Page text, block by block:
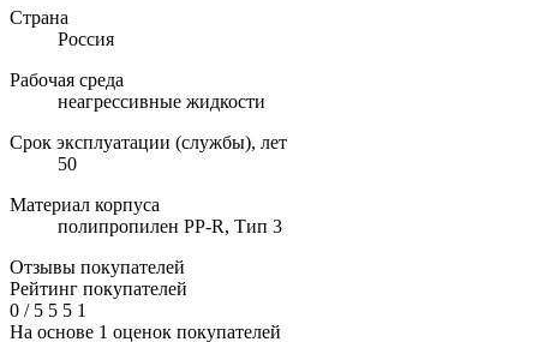
Страна
Россия
Рабочая среда
неагрессивные жидкости
Срок эксплуатации (службы), лет
50
Материал корпуса
полипропилен PP-R, Тип 3
Отзывы покупателей
Рейтинг покупателей
0 /5 5 5 1
На основе 1 оценок покупателей